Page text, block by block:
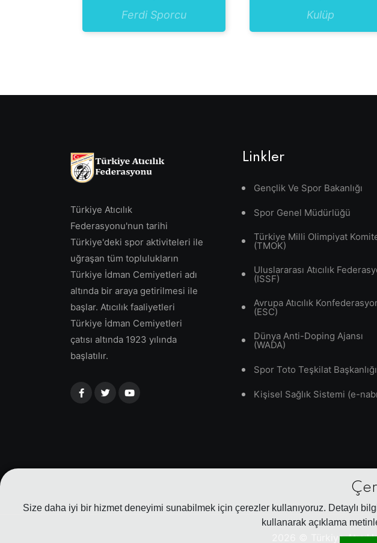
Size daha iyi bir hizmet deneyimi sunabilmek için çerezler kullanıyoruz. Detaylı
kullanarak açıklama
Ferdi Sporcu Kulüp
Türkiye Atıcılık
Federasyonu'nun tarihi
Türkiye'deki spor aktiviteleri ile
uğraşan tüm toplulukların
Türkiye İdman Cemiyetleri adı
altında bir araya getirilmesi ile
başlar. Atıcılık faaliyetleri
Türkiye İdman Cemiyetleri
çatısı altında 1923 yılında
başlatılır.
Linkler
Gençlik Ve Spor Bakanlığı
Spor Genel Müdürlüğü
Türkiye Milli Olimpiyat
(TMOK)
Uluslararası Atıcılık
(ISSF)
Avrupa Atıcılık
(ESC)
Dünya Anti-Doping Ajansı
(WADA)
Spor Toto Teşkilat Başkanlığı
Kişisel Sağlık Sistemi (e-
© Türkiye